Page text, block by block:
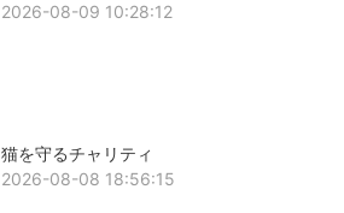
2026-08-09 10:28:12
猫を守るチャリティ
2026-08-08 18:56:15